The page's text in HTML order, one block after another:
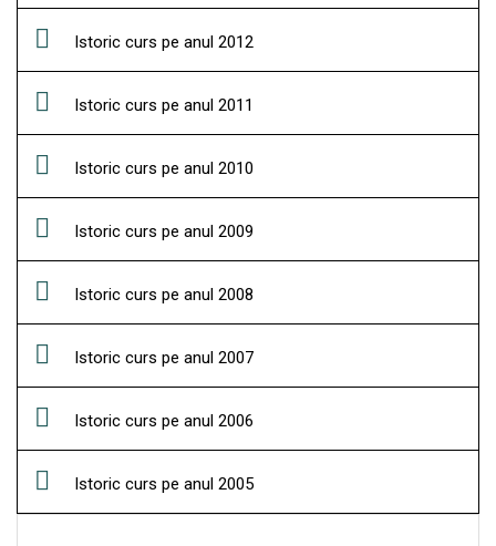
Istoric curs pe anul 2012
Istoric curs pe anul 2011
Istoric curs pe anul 2010
Istoric curs pe anul 2009
Istoric curs pe anul 2008
Istoric curs pe anul 2007
Istoric curs pe anul 2006
Istoric curs pe anul 2005